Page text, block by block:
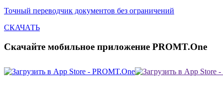
Точный переводчик документов без ограничений
СКАЧАТЬ
Скачайте мобильное приложение PROMT.One